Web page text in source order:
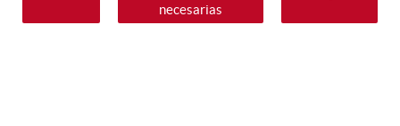
necesarias